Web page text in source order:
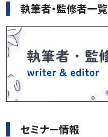
執筆者・監修者一覧
セミナー情報